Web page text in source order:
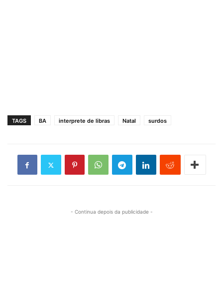
TAGS BA interprete de libras Natal surdos
- Continua depois da publicidade -